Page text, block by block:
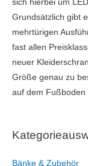
Bänke & Zubehör
sich hierbei um
Grundsätzlich gibt
mehrtürigen
fast allen
neuer
Größe genau zu
auf dem Fußboden